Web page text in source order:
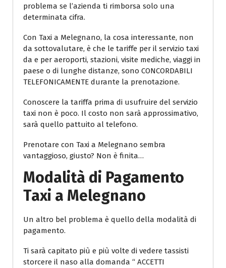
problema se l’azienda ti rimborsa solo una
determinata cifra.
Con Taxi a Melegnano, la cosa interessante, non
da sottovalutare, è che le tariffe per il servizio taxi
da e per aeroporti, stazioni, visite mediche, viaggi in
paese o di lunghe distanze, sono CONCORDABILI
TELEFONICAMENTE durante la prenotazione.
Conoscere la tariffa prima di usufruire del servizio
taxi non è poco. Il costo non sarà approssimativo,
sarà quello pattuito al telefono.
Prenotare con Taxi a Melegnano sembra
vantaggioso, giusto? Non è finita…
Modalità di Pagamento
Taxi a Melegnano
Un altro bel problema è quello della modalità di
pagamento.
Ti sarà capitato più e più volte di vedere tassisti
storcere il naso alla domanda “ ACCETTI